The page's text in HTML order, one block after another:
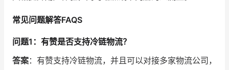
常见问题解答FAQS
问题1：有赞是否支持冷链物流？
答案：有赞支持冷链物流，并且可以对接多家物流公司，